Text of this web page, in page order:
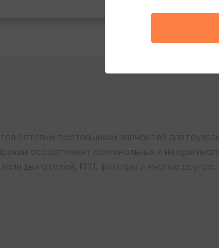
оптовым поставщиком запчастей для
ассортимент оригинальных и
двигателей, КПП, фильтры и многое другое.